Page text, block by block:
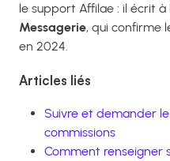
le support Affilae : il écrit à
Messagerie, qui confirme
en 2024.
Articles liés
Suivre et demander
commissions
Comment renseigner